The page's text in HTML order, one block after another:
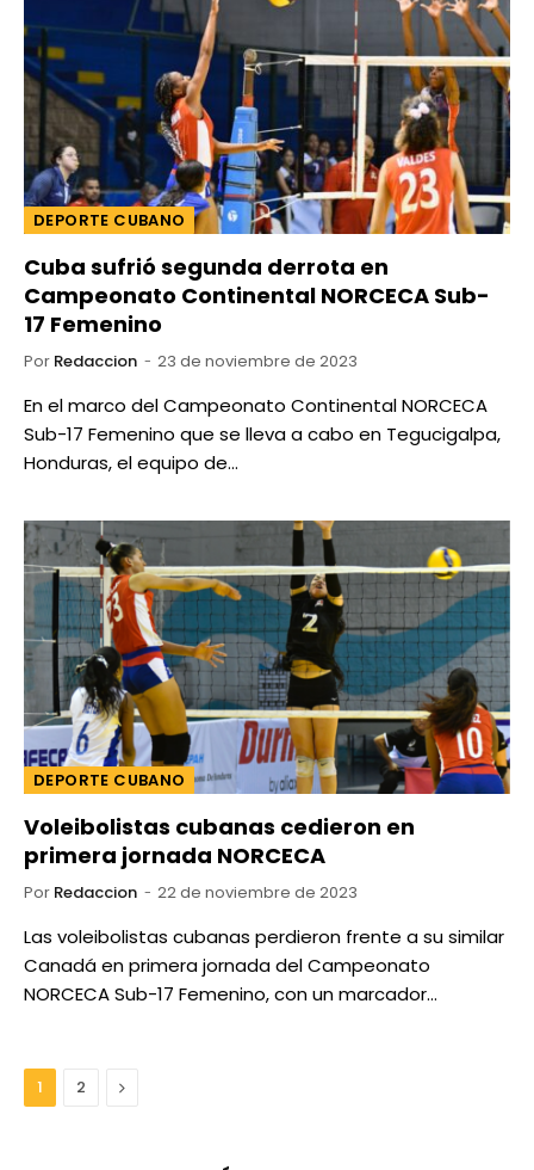
DEPORTE CUBANO
Cuba sufrió segunda derrota en
Campeonato Continental NORCECA Sub-
17 Femenino
Por Redaccion 23 de noviembre de 2023
En el marco del Campeonato Continental NORCECA
Sub-17 Femenino que se lleva a cabo en Tegucigalpa,
Honduras, el equipo de…
DEPORTE CUBANO
Voleibolistas cubanas cedieron en
primera jornada NORCECA
Por Redaccion 22 de noviembre de 2023
Las voleibolistas cubanas perdieron frente a su similar
Canadá en primera jornada del Campeonato
NORCECA Sub-17 Femenino, con un marcador…
1 2 Next